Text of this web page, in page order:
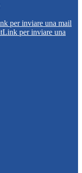
per inviare una mail
Link per inviare una